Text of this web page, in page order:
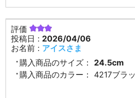
評価
投稿日 : 2026/04/06
お名前 : アイスさま
購入商品のサイズ：
24.5cm
購入商品のカラー：
4217ブラ